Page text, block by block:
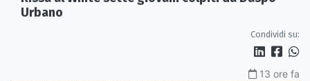
Urbano
Condividi su:
13 ore fa